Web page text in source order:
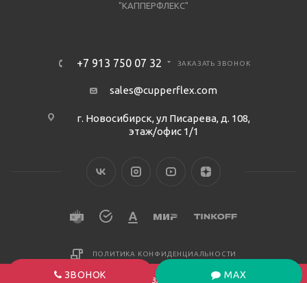
ЗВОНОК MAX
ПОД ЗАКАЗ
"КАППЕРФЛЕКС"
+7 913 750 07 32 ЗАКАЗАТЬ ЗВОНОК
sales@cupperflex.com
г. Новосибирск, ул Писарева, д. 108,
этаж/офис 1/1
ПОЛИТИКА КОНФИДЕНЦИАЛЬНОСТИ